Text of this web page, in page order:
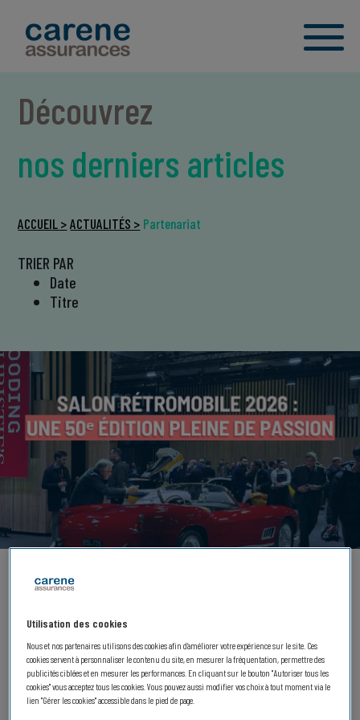
Découvrez
nos derniers articles
ACCUEIL > ACTUALITÉS > Partenariat
TRIER PAR
Date
Titre
COLLECTION
Rétromobile 2026 : merci pour
cette 50e édition pleine de
passion
Utilisation des cookies
Nous et nos partenaires utilisons des cookies afin d’améliorer votre expérience sur le site. Ces
cookies servent à personnaliser le contenu du site, en mesurer la fréquentation, permettre des
publicités ciblées et en mesurer les performances. En cliquant sur le bouton "Autoriser tous les
cookies" vous acceptez tous les cookies. Vous pouvez aussi modifier vos choix à tout moment via le
lien "Gérer les cookies" accessible dans le pied de page.